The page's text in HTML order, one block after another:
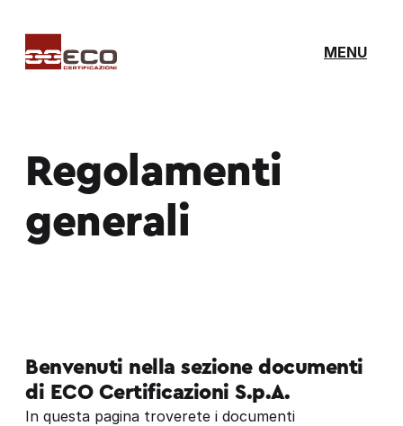
MENU
Regolamenti
generali
Benvenuti nella sezione documenti
di ECO Certificazioni S.p.A.
In questa pagina troverete i documenti